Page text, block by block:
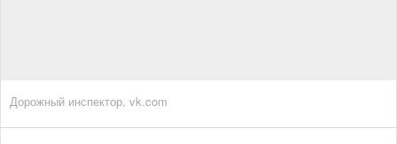
Дорожный инспектор, vk.com